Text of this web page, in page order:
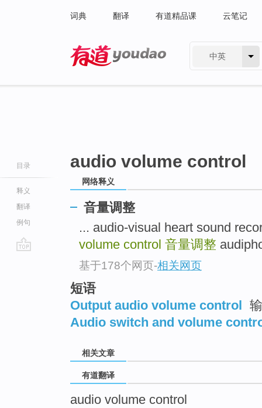
词典 翻译 有道精品课 云笔记
中英
目录
释义
翻译
例句
audio volume control
网络释义
音量调整
... audio-visual heart sound
volume control 音量调整
基于178个网页-相关网页
短语
Output audio volume control
Audio switch and volume
相关文章
有道翻译
audio volume control